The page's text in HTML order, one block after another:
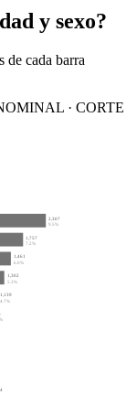
y sexo?
de cada barra
· CORTE
2,307
9.5%
1,757
7.2%
1,461
6.0%
1,302
5.3%
1,139
4.7%